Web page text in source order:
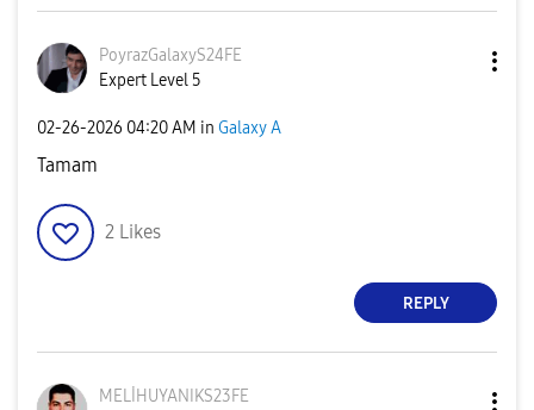
PoyrazGalaxyS24FE
Expert Level 5
‎02-26-2026 04:20 AM in Galaxy A
Tamam
2 Likes
REPLY
MELİHUYANIKS23FE